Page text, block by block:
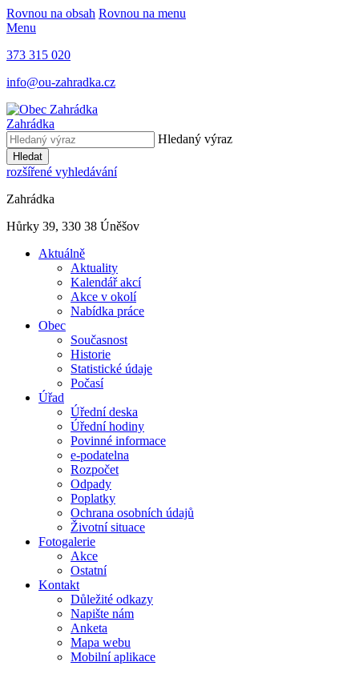
Rovnou na obsah Rovnou na menu
Menu
373 315 020
info@ou-zahradka.cz
Zahrádka
Hledaný výraz
Hledat
rozšířené vyhledávání
Zahrádka
Hůrky 39, 330 38 Úněšov
Aktuálně
Aktuality
Kalendář akcí
Akce v okolí
Nabídka práce
Obec
Současnost
Historie
Statistické údaje
Počasí
Úřad
Úřední deska
Úřední hodiny
Povinné informace
e-podatelna
Rozpočet
Odpady
Poplatky
Ochrana osobních údajů
Životní situace
Fotogalerie
Akce
Ostatní
Kontakt
Důležité odkazy
Napište nám
Anketa
Mapa webu
Mobilní aplikace